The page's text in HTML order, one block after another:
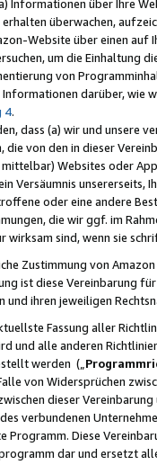
Informationen über Ihre
überwachen,
Website über einen
um die Einhaltung
von
darüber, wie
4.
dass (a) wir und
die von den in dieser
Websites oder
Versäumnis unsererseits,
oder eine andere
die wir ggf. im
wirksam sind, wenn sie
Zustimmung von
ist diese Vereinbarung
und ihren jeweiligen
Fassung aller
und alle anderen
werden („
von Widersprüchen
dieser
verbundenen
Programm. Diese
dar und ersetzt